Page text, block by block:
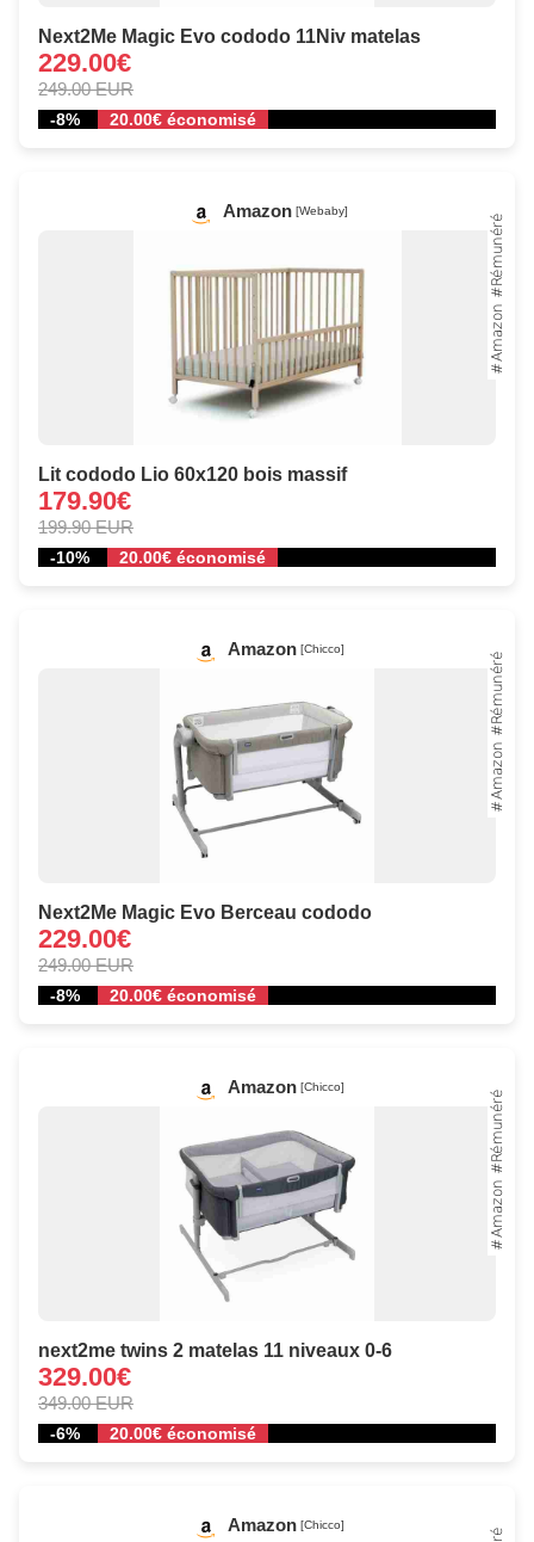
Next2Me Magic Evo cododo 11Niv matelas
229.00€
249.00 EUR
-8% 20.00€ économisé
Amazon [Webaby]
Lit cododo Lio 60x120 bois massif
179.90€
199.90 EUR
-10% 20.00€ économisé
Amazon [Chicco]
Next2Me Magic Evo Berceau cododo
229.00€
249.00 EUR
-8% 20.00€ économisé
Amazon [Chicco]
next2me twins 2 matelas 11 niveaux 0-6
329.00€
349.00 EUR
-6% 20.00€ économisé
Amazon [Chicco]